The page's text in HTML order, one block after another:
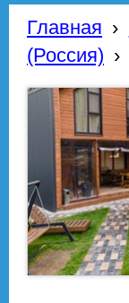
Главная ›
(Россия) ›